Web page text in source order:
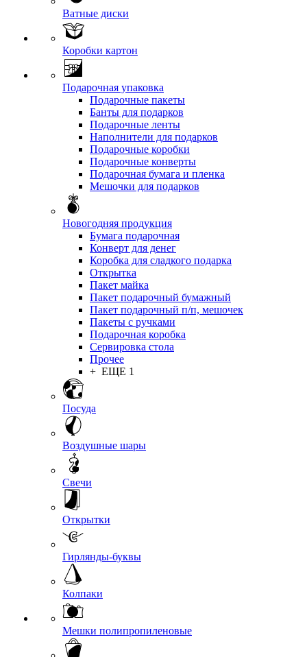
Ватные диски
Коробки картон
Подарочная упаковка
Подарочные пакеты
Банты для подарков
Подарочные ленты
Наполнители для подарков
Подарочные коробки
Подарочные конверты
Подарочная бумага и пленка
Мешочки для подарков
Новогодняя продукция
Бумага подарочная
Конверт для денег
Коробка для сладкого подарка
Открытка
Пакет майка
Пакет подарочный бумажный
Пакет подарочный п/п, мешочек
Пакеты с ручками
Подарочная коробка
Сервировка стола
Прочее
+ ЕЩЕ 1
Посуда
Воздушные шары
Свечи
Открытки
Гирлянды-буквы
Колпаки
Мешки полипропиленовые